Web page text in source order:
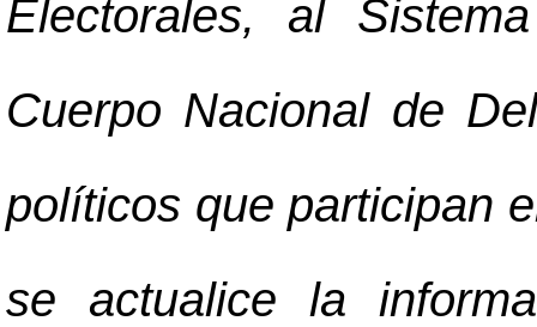
Electorales, al
Cuerpo Nacional de
políticos que participan
se actualice la